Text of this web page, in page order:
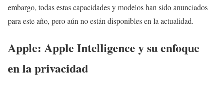
embargo, todas estas capacidades y modelos han sido anunciados
para este año, pero aún no están disponibles en la actualidad.
Apple: Apple Intelligence y su enfoque
en la privacidad